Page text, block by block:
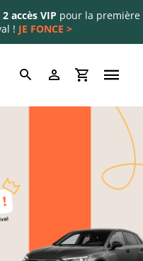
2 accès VIP pour la première
! JE FONCE >